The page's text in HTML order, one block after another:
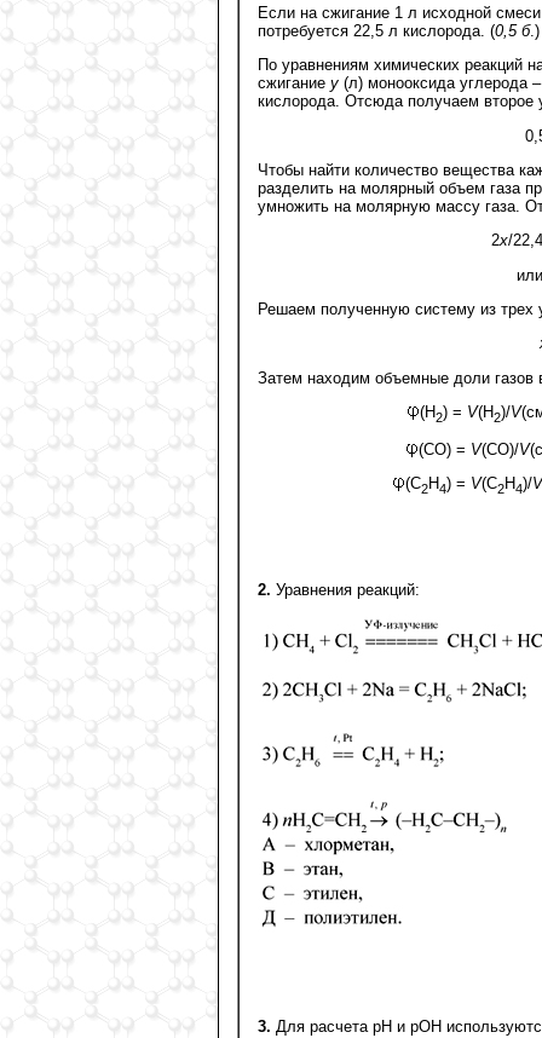
Если на сжигание 1 л исходной
потребуется 22,5 л кислорода. (0,5 б.)
По уравнениям химических реакций
сжигание y (л) монооксида углерода
кислорода. Отсюда получаем второе
Чтобы найти количество вещества
разделить на молярный объем газа
умножить на молярную массу газа.
2x/
Решаем полученную систему из трех
Затем находим объемные доли газов
(H2) = V(H2)/V
(СO) = V(CO)/V
(C2H4) = V(C2H4)/V
2. Уравнения реакций:
3. Для расчета рН и рОН